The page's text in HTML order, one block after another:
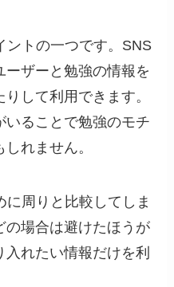
ントの一つです。SNS
ザーと勉強の情報を
して利用できます。
いることで勉強のモチ
れません。
周りと比較してしま
の場合は避けたほうが
れたい情報だけを利